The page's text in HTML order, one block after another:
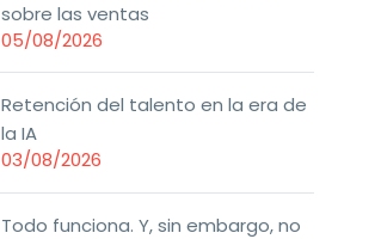
sobre las ventas
05/08/2026
Retención del talento en la era de
la IA
03/08/2026
Todo funciona. Y, sin embargo, no